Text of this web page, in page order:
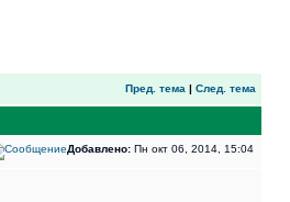
Пред. тема | След. тема
Добавлено: Пн окт 06, 2014, 15:04